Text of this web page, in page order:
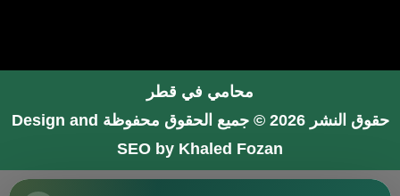
محامي في قطر
حقوق النشر 2026 © جميع الحقوق محفوظة
Design and
SEO by Khaled Fozan
محامي في جدة